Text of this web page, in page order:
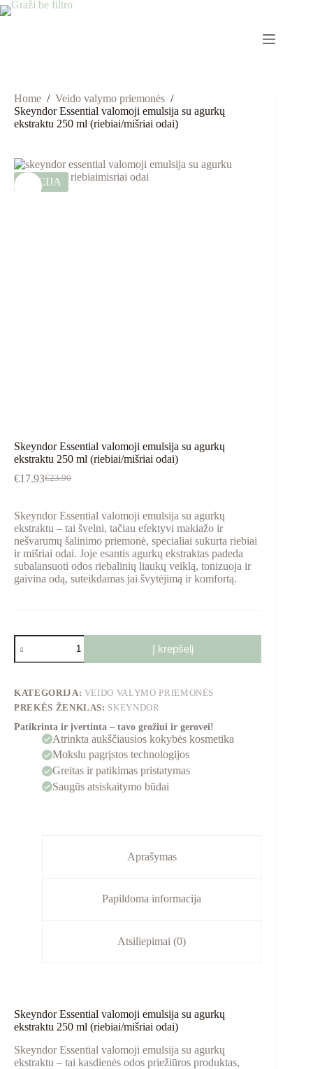
Home / Veido valymo priemonės /
Skeyndor Essential valomoji emulsija su agurkų
ekstraktu 250 ml (riebiai/mišriai odai)
AKCIJA
Skeyndor Essential valomoji emulsija su agurkų
ekstraktu 250 ml (riebiai/mišriai odai)
€23.90
€17.93
Skeyndor Essential valomoji emulsija su agurkų
ekstraktu – tai švelni, tačiau efektyvi makiažo ir
nešvarumų šalinimo priemonė, specialiai sukurta riebiai
ir mišriai odai. Joje esantis agurkų ekstraktas padeda
subalansuoti odos riebalinių liaukų veiklą, tonizuoja ir
gaivina odą, suteikdamas jai švytėjimą ir komfortą.
Į krepšelį
KATEGORIJA: VEIDO VALYMO PRIEMONĖS
PREKĖS ŽENKLAS: SKEYNDOR
Patikrinta ir įvertinta – tavo grožiui ir gerovei!
Atrinkta aukščiausios kokybės kosmetika
Mokslu pagrįstos technologijos
Greitas ir patikimas pristatymas
Saugūs atsiskaitymo būdai
Aprašymas
Papildoma informacija
Atsiliepimai (0)
Skeyndor Essential valomoji emulsija su agurkų
ekstraktu 250 ml (riebiai/mišriai odai)
Skeyndor Essential valomoji emulsija su agurkų
ekstraktu – tai kasdienės odos priežiūros produktas,